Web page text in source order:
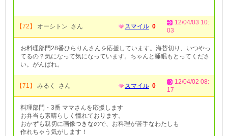
【72】 オーシトン さん スマイル 0
12/04/03 10:
03
お料理部門28番ひらりんさんを応援しています。海苔切り、いつやっ
てるの？気になって気になっています。ちゃんと睡眠もとってくださ
い。がんばれ。
【71】 みるく さん スマイル 0
12/04/02 08:
17
料理部門・3番 ママさんを応援します
お弁当も素晴らしく憧れております。
おかずも親切に画像つきなので、お料理が苦手なわたしも
作れちゃう気がします！